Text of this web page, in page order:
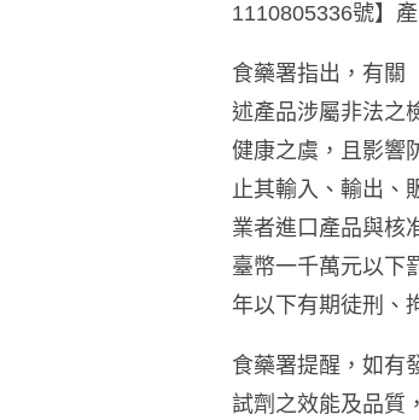
1110805336號】
食藥署指出，有關
述產品涉屬非法之
健康之虞，且影響
止其輸入、輸出、
業者進口產品與核
臺幣一千萬元以下
年以下有期徒刑、
食藥署提醒，如有
試劑之效能及品質